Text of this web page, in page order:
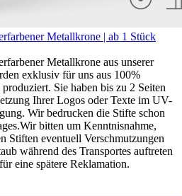
Metallkrone | ab 1 Stück
Metallkrone aus unserer
exklusiv für uns aus 100%
Sie haben bis zu 2 Seiten
Ihrer Logos oder Texte im UV-
Wir bedrucken die Stifte schon
bitten um Kenntnisnahme,
Stiften eventuell Verschmutzungen
während des Transportes auftreten
eine spätere Reklamation.